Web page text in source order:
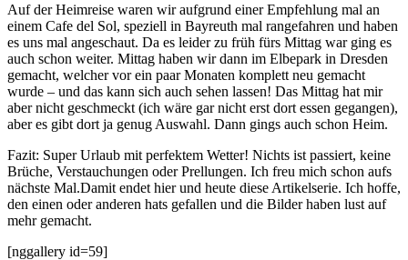
Auf der Heimreise waren wir aufgrund einer Empfehlung mal an
einem Cafe del Sol, speziell in Bayreuth mal rangefahren und haben
es uns mal angeschaut. Da es leider zu früh fürs Mittag war ging es
auch schon weiter. Mittag haben wir dann im Elbepark in Dresden
gemacht, welcher vor ein paar Monaten komplett neu gemacht
wurde – und das kann sich auch sehen lassen! Das Mittag hat mir
aber nicht geschmeckt (ich wäre gar nicht erst dort essen gegangen),
aber es gibt dort ja genug Auswahl. Dann gings auch schon Heim.
Fazit: Super Urlaub mit perfektem Wetter! Nichts ist passiert, keine
Brüche, Verstauchungen oder Prellungen. Ich freu mich schon aufs
nächste Mal.Damit endet hier und heute diese Artikelserie. Ich hoffe,
den einen oder anderen hats gefallen und die Bilder haben lust auf
mehr gemacht.
[nggallery id=59]